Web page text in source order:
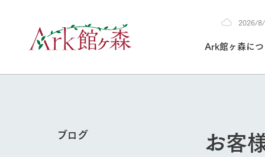
今日の牧場
2026/
Ark館ヶ森に
お客
ブログ